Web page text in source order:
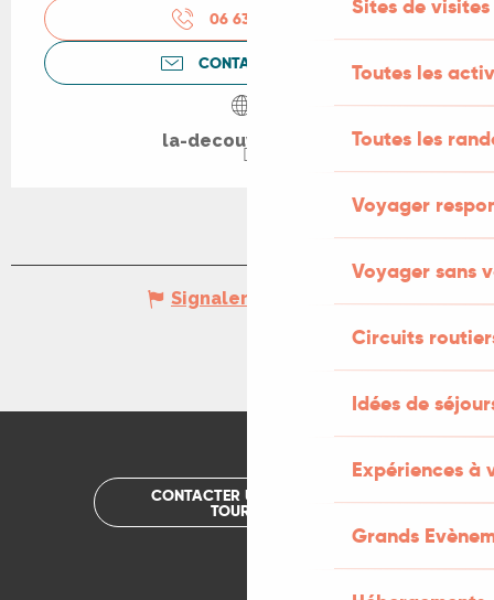
Sites de visites
Toutes les
Toutes les
Voyager
Voyager sans
Circuits
Idées de
Expériences à
Grands
06 63 23 65
CONTACTEZ-NOUS
la-decouverte.net
Signaler une erreur
CONTACTER UN OFFICE DE
TOURISME